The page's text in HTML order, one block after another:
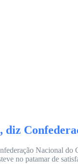
diz
Nacional
no patamar de